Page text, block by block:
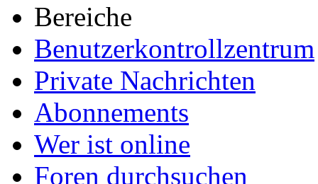
Bereiche
Benutzerkontrollzentrum
Private Nachrichten
Abonnements
Wer ist online
Foren durchsuchen